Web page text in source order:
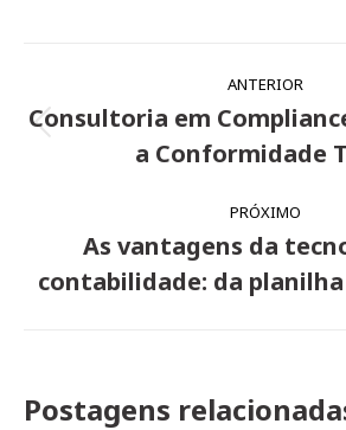
de
ANTERIOR
Post
anterior:
Consultoria em
a Conformidade
PRÓXIMO
Próximo
post:
As vantagens da
contabilidade: da
Postagens